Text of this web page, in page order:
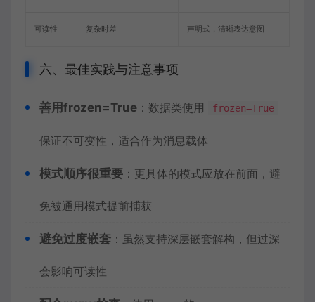
可读性 复杂时差 声明式，清晰表达意图
六、最佳实践与注意事项
善用frozen=True ：数据类使用 frozen=True
保证不可变性，适合作为消息载体
模式顺序很重要 ：更具体的模式应放在前面，避
免被通用模式提前捕获
避免过度嵌套 ：虽然支持深层嵌套解构，但过深
会影响可读性